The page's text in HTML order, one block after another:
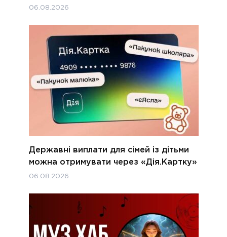
06.08.2026
Державні виплати для сімей із дітьми
можна отримувати через «Дія.Картку»
06.08.2026